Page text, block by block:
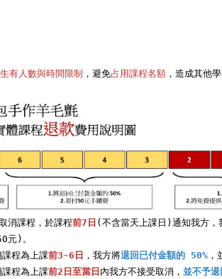
有人數與時間限制 ，避免占用課程名額 ，造成其他
消課程，於課程前7日 (不含當天上課日)通知我方，
元)。
程為上課前3~6日 ，我方將退回已付金額的 50% ，
程為上課前2日至當日 內我方不接受取消，並不予